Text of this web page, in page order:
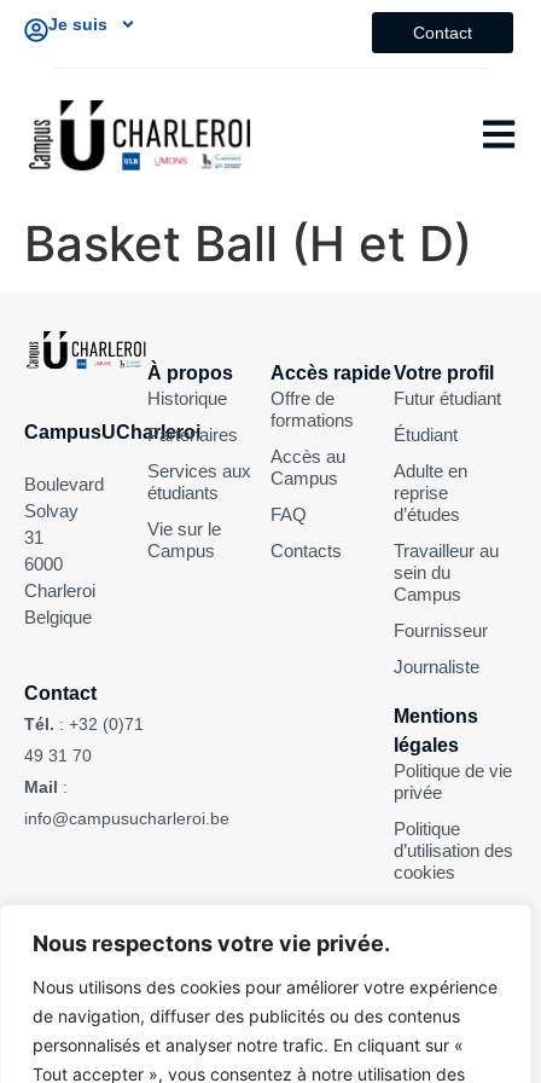
Nous respectons votre vie privée.
Nous utilisons des cookies pour améliorer votre expérience
de navigation, diffuser des publicités ou des contenus
personnalisés et analyser notre trafic. En cliquant sur «
Tout accepter », vous consentez à notre utilisation des
Je suis Contact
Basket Ball (H et D)
CampusUCharleroi
Boulevard
Solvay
31
6000
Charleroi
Belgique
Contact
Tél. : +32 (0)71
49 31 70
Mail :
info@campusucharleroi.be
À propos
Historique
Partenaires
Services aux
étudiants
Vie sur le
Campus
Accès rapide
Offre de
formations
Accès au
Campus
FAQ
Contacts
Votre profil
Futur étudiant
Étudiant
Adulte en
reprise
d’études
Travailleur au
sein du
Campus
Fournisseur
Journaliste
Mentions
légales
Politique de vie
privée
Politique
d’utilisation des
cookies
Pour des raisons d’ergonomie de lecture, ce site web n’est pas
rédigé en écriture inclusive. Il s’adresse néanmoins tant aux